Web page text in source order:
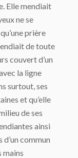
Elle mendiait
ne se
prière
de toute
couvert d’un
la ligne
surtout, ses
et qu’elle
de ses
ainsi
commun
mains